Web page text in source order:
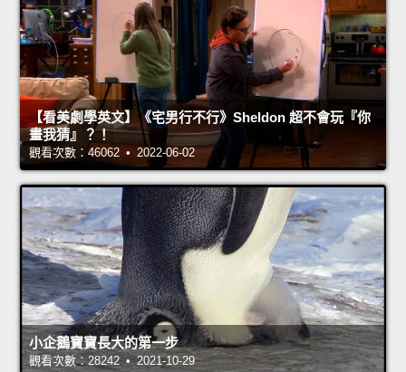
【看美劇學英文】《宅男行不行》Sheldon 超不會玩『你
畫我猜』？！
觀看次數：46062 • 2022-06-02
小企鵝寶寶長大的第一步
觀看次數：28242 • 2021-10-29